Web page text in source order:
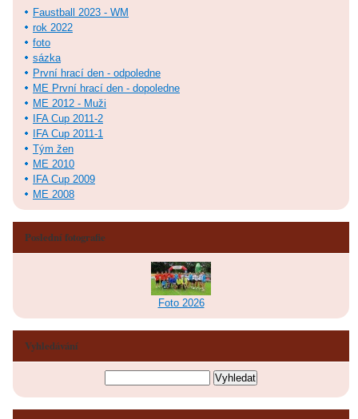
Faustball 2023 - WM
rok 2022
foto
sázka
První hrací den - odpoledne
ME První hrací den - dopoledne
ME 2012 - Muži
IFA Cup 2011-2
IFA Cup 2011-1
Tým žen
ME 2010
IFA Cup 2009
ME 2008
Poslední fotografie
Foto 2026
Vyhledávání